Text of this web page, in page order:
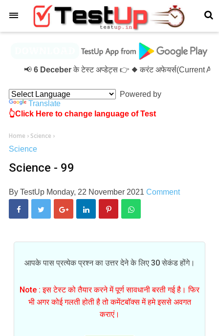
6 Deceberके टेस्ट अप्डेट्स 👉 ◆ करंट अफेयर्स(Current
Powered by
Translate
👆Click Here to change language of Test
Home › Science ›
Science
Science - 99
By TestUp Monday, 22 November 2021 Comment
आपके पास प्रत्येक प्रश्न का उत्तर देने के लिए 30 सेकंड होंगे।
Note : इस टेस्ट को तैयार करने में पूर्ण सावधानी बरती गई है। फिर
भी अगर कोई गलती होती है तो कमेंटबॉक्स में हमे इससे अवगत
कराएं।